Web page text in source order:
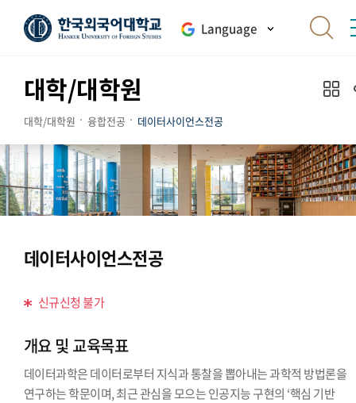
Language
대학/대학원
대학/대학원 융합전공 데이터사이언스전공
데이터사이언스전공
신규신청 불가
개요 및 교육목표
데이터과학은 데이터로부터 지식과 통찰을 뽑아내는 과학적 방법론을
연구하는 학문이며, 최근 관심을 모으는 인공지능 구현의 ‘핵심 기반